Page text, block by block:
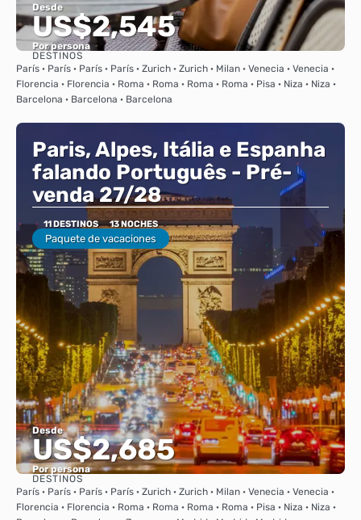
Desde
US$2,545
Por persona
Ver
DESTINOS
París · París · París · París · Zurich · Zurich · Milan · Venecia · Venecia ·
Florencia · Florencia · Roma · Roma · Roma · Roma · Pisa · Niza · Niza ·
Barcelona · Barcelona · Barcelona
Paris, Alpes, Itália e Espanha
falando Português - Pré-
venda 27/28
11 DESTINOS 13 NOCHES
Paquete de vacaciones
Desde
US$2,685
Por persona
Ver
DESTINOS
París · París · París · París · Zurich · Zurich · Milan · Venecia · Venecia ·
Florencia · Florencia · Roma · Roma · Roma · Roma · Pisa · Niza · Niza ·